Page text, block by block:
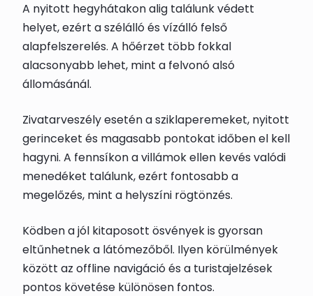
A nyitott hegyhátakon alig találunk védett
helyet, ezért a szélálló és vízálló felső
alapfelszerelés. A hőérzet több fokkal
alacsonyabb lehet, mint a felvonó alsó
állomásánál.
Zivatarveszély esetén a sziklaperemeket, nyitott
gerinceket és magasabb pontokat időben el kell
hagyni. A fennsíkon a villámok ellen kevés valódi
menedéket találunk, ezért fontosabb a
megelőzés, mint a helyszíni rögtönzés.
Ködben a jól kitaposott ösvények is gyorsan
eltűnhetnek a látómezőből. Ilyen körülmények
között az offline navigáció és a turistajelzések
pontos követése különösen fontos.